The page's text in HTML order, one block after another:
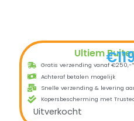
Ultiem€
Gratis verzending vanaf €250,-*
Achteraf betalen mogelijk
Snelle verzending & levering
Kopersbescherming met
Uitverkocht